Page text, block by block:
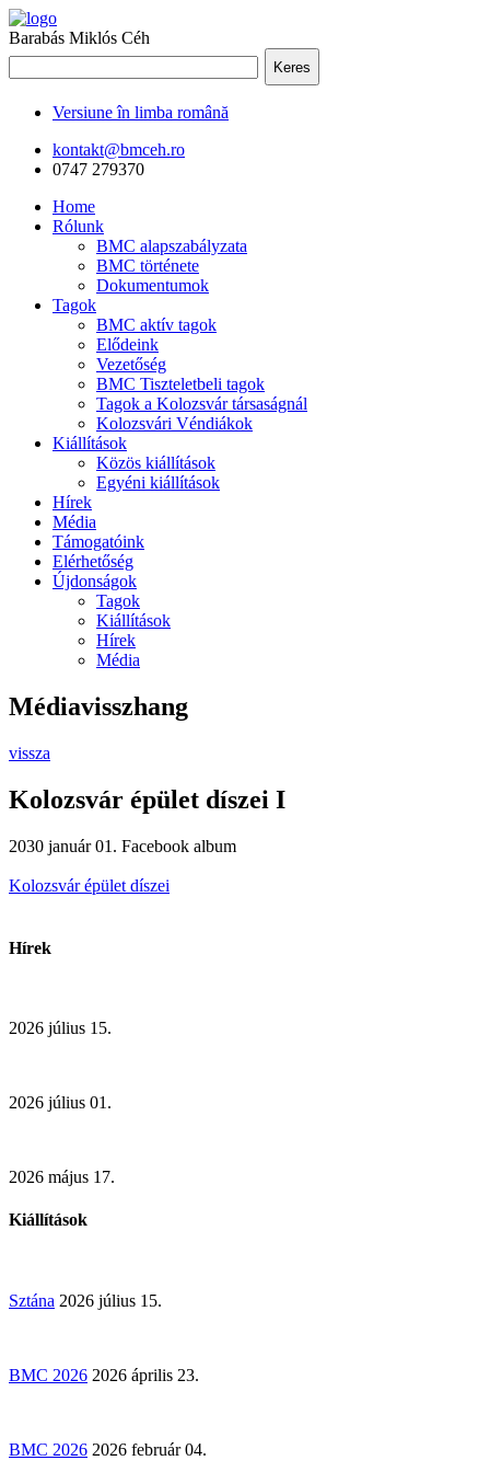
Barabás Miklós Céh
Keres
Versiune în limba română
kontakt@bmceh.ro
0747 279370
Home
Rólunk
BMC alapszabályzata
BMC története
Dokumentumok
Tagok
BMC aktív tagok
Elődeink
Vezetőség
BMC Tiszteletbeli tagok
Tagok a Kolozsvár társaságnál
Kolozsvári Véndiákok
Kiállítások
Közös kiállítások
Egyéni kiállítások
Hírek
Média
Támogatóink
Elérhetőség
Újdonságok
Tagok
Kiállítások
Hírek
Média
Médiavisszhang
vissza
Kolozsvár épület díszei I
2030 január 01. Facebook album
Kolozsvár épület díszei
Hírek
2026 július 15.
2026 július 01.
2026 május 17.
Kiállítások
Sztána 2026 július 15.
BMC 2026 2026 április 23.
BMC 2026 2026 február 04.